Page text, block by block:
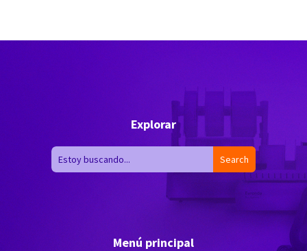
Explorar
Menú principal